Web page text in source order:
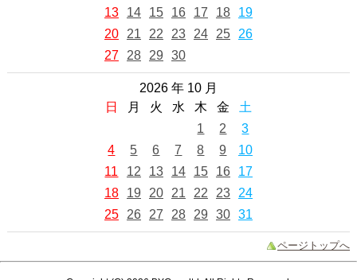
13
14 15 16 17 18
19
20
21 22 23 24 25
26
27
28 29 30
2026 年 10 月
日
月 火 水 木 金
土
1
2
3
4
5 6 7 8 9
10
11
12 13 14 15 16
17
18
19 20 21 22 23
24
25
26 27 28 29 30 31
ページトップへ